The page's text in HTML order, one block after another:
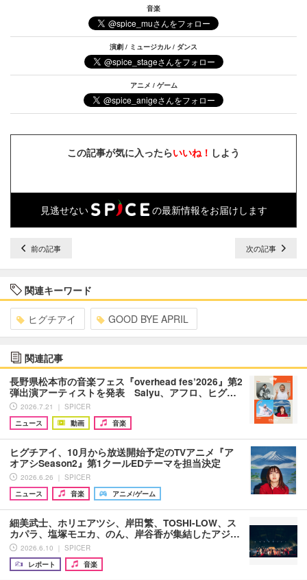
音楽
演劇 / ミュージカル / ダンス
アニメ / ゲーム
この記事が気に入ったらいいね！ しよう
見逃せない の最新情報をお届けします
前の記事 次の記事
関連キーワード
ヒグチアイ GOOD BYE APRIL
関連記事
長野県松本市の音楽フェス『overhead fes’2026』第2
弾出演アーティストを発表 Salyu、アフロ、ヒグ…
2026.7.21 ｜ SPICER
ニュース
動画 音楽
ヒグチアイ、10月から放送開始予定のTVアニメ『ア
オアシSeason2』第1クールEDテーマを担当決定
2026.6.26 ｜ SPICER
ニュース
音楽 アニメ/ゲーム
細美武士、ホリエアツシ、岸田繁、TOSHI-LOW、ス
カパラ、塩塚モエカ、のん、岸谷香が集結したアジ…
2026.6.10 ｜ SPICER
レポート
音楽